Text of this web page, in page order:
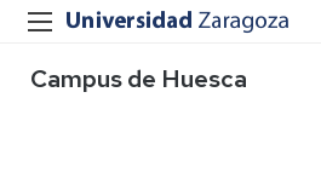
Campus de Huesca